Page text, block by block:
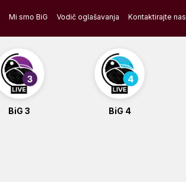
Mi smo BiG Vodič oglašavanja Kontaktirajte nas
BiG 3 BiG 4